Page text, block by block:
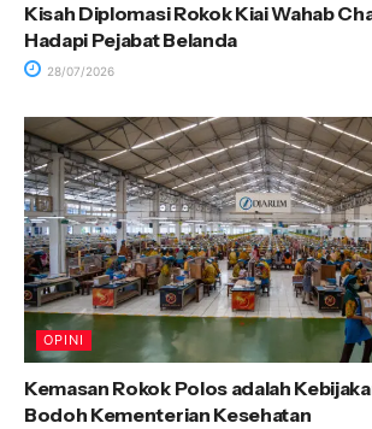
Kisah Diplomasi Rokok Kiai Wahab
Hadapi Pejabat Belanda
28/07/2026
OPINI
Kemasan Rokok Polos adalah
Bodoh Kementerian Kesehatan